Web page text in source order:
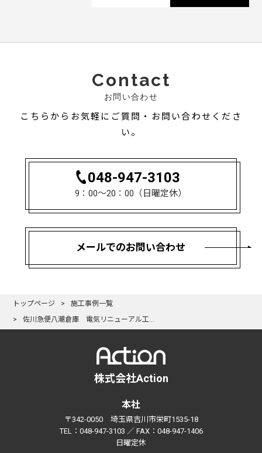
Contact
お問い合わせ
こちらからお気軽にご質問・お問い合わせくださ
い。
048-947-3103
9：00〜20：00（日曜定休）
メールでのお問い合わせ
トップページ
施工事例一覧
佐川急便八潮倉庫 電気リニューアル工事請負
株式会社Action
本社
〒342-0050 埼玉県吉川市栄町1535-18
TEL：048-947-3103 ／ FAX：048-947-1406
日曜定休